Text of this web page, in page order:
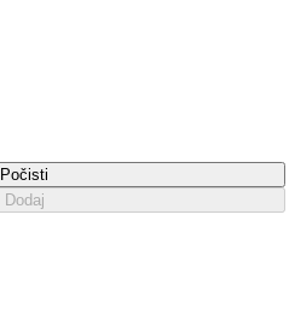
Počisti
Dodaj